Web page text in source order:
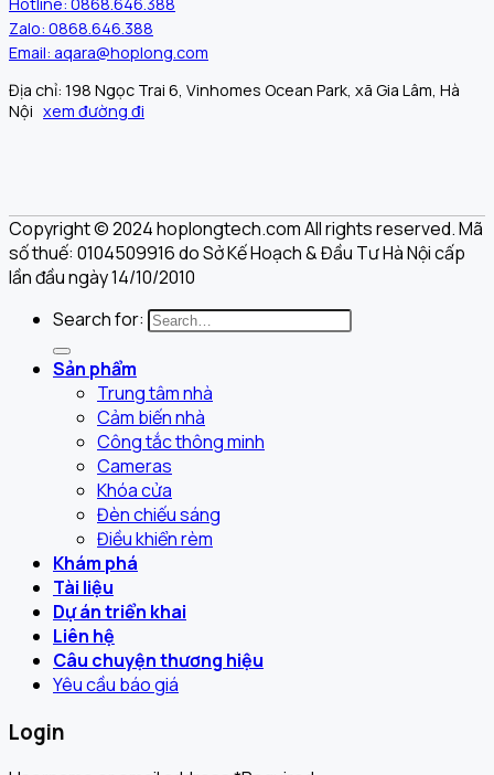
Zalo: 0868.646.388
Email: aqara@hoplong.com
Địa chỉ: 198 Ngọc Trai 6, Vinhomes Ocean Park, xã Gia Lâm, Hà
Nội xem đường đi
Copyright © 2024 hoplongtech.com All rights reserved. Mã
số thuế: 0104509916 do Sở Kế Hoạch & Đầu Tư Hà Nội cấp
lần đầu ngày 14/10/2010
Search for:
Sản phẩm
Trung tâm nhà
Cảm biến nhà
Công tắc thông minh
Cameras
Khóa cửa
Đèn chiếu sáng
Điều khiển rèm
Khám phá
Tài liệu
Dự án triển khai
Liên hệ
Câu chuyện thương hiệu
Yêu cầu báo giá
Login